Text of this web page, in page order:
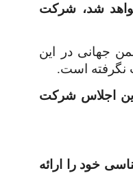
شد، شرکت
جهانی در این
نگرفته است.
این اجلاس شرکت
خود را ارائه